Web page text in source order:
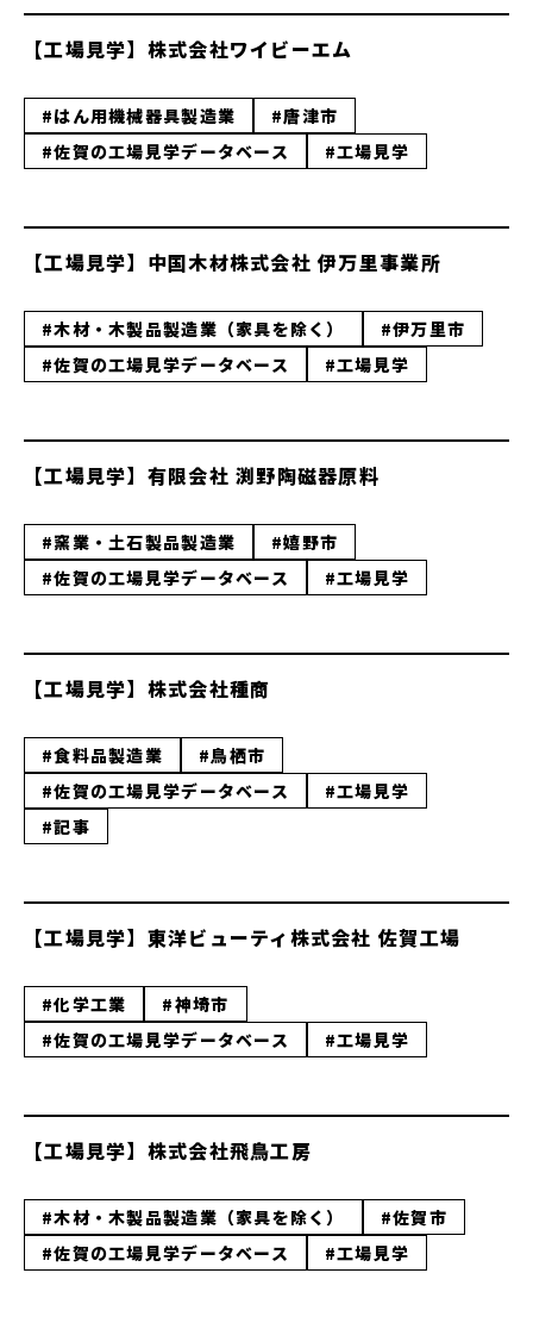
【工場見学】株式会社ワイビーエム
#はん用機械器具製造業
#唐津市
#佐賀の工場見学データベース
#工場見学
【工場見学】中国木材株式会社 伊万里事業所
#木材・木製品製造業（家具を除く）
#伊万里市
#佐賀の工場見学データベース
#工場見学
【工場見学】有限会社 渕野陶磁器原料
#窯業・土石製品製造業
#嬉野市
#佐賀の工場見学データベース
#工場見学
【工場見学】株式会社種商
#食料品製造業
#鳥栖市
#佐賀の工場見学データベース
#工場見学
#記事
【工場見学】東洋ビューティ株式会社 佐賀工場
#化学工業
#神埼市
#佐賀の工場見学データベース
#工場見学
【工場見学】株式会社飛鳥工房
#木材・木製品製造業（家具を除く）
#佐賀市
#佐賀の工場見学データベース
#工場見学